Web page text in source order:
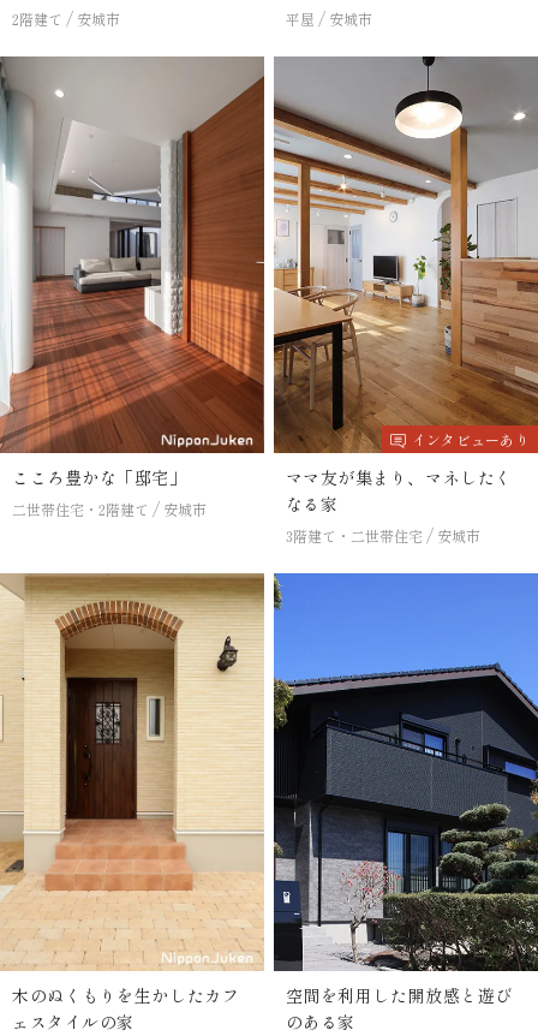
2階建て 安城市 平屋 安城市
こころ豊かな「邸宅」
二世帯住宅・2階建て 安城市
インタビューあり
ママ友が集まり、マネしたく
なる家
3階建て・二世帯住宅 安城市
木のぬくもりを生かしたカフ
ェスタイルの家
空間を利用した開放感と遊び
のある家